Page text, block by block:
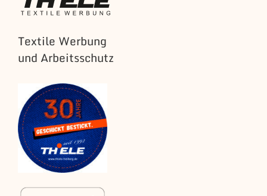
Textile Werbung
und Arbeitsschutz